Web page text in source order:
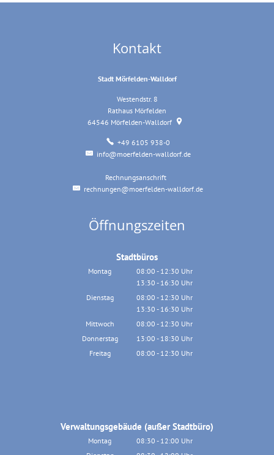
Kontakt
Stadt Mörfelden-Walldorf
Westendstr. 8
Rathaus Mörfelden
64546 Mörfelden-Walldorf
+49 6105 938-0
info@moerfelden-walldorf.de
Rechnungsanschrift
rechnungen@moerfelden-walldorf.de
Öffnungszeiten
Stadtbüros
Montag 08:00 - 12:30 Uhr
Von 08:00 bis 12:30 Uhr
13:30 - 16:30 Uhr
Von 13:30 bis 16:30 Uhr
Dienstag 08:00 - 12:30 Uhr
Von 08:00 bis 12:30 Uhr
13:30 - 16:30 Uhr
Von 13:30 bis 16:30 Uhr
Mittwoch 08:00 - 12:30 Uhr
Von 08:00 bis 12:30 Uhr
Donnerstag 13:00 - 18:30 Uhr
Von 13:00 bis 18:30 Uhr
Freitag 08:00 - 12:30 Uhr
Verwaltungsgebäude (außer Stadtbüro)
Montag 08:30 - 12:00 Uhr
Von 08:30 bis 12:00 Uhr